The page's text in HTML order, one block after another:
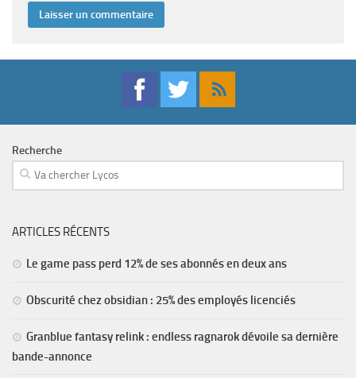
Recherche
ARTICLES RÉCENTS
Le game pass perd 12% de ses abonnés en deux ans
Obscurité chez obsidian : 25% des employés licenciés
Granblue fantasy relink : endless ragnarok dévoile sa dernière
bande-annonce